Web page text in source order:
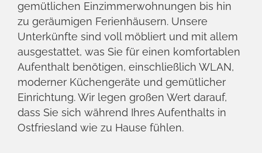
Ostfriesland zeichnet sich durch seine
weitläufigen Landschaften, die
Nordseeküste, historische Städte und
charmante Dörfer aus. Die Region bietet eine